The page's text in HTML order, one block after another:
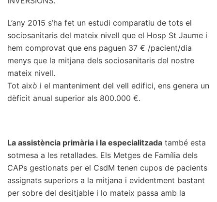
L’any 2015 s’ha fet un estudi comparatiu de tots el
sociosanitaris del mateix nivell que el Hosp St Jaume i
hem comprovat que ens paguen 37 € /pacient/dia
menys que la mitjana dels sociosanitaris del nostre
mateix nivell.
Tot això i el manteniment del vell edifici, ens genera un
dèficit anual superior als 800.000 €.
La assistència primària i la especialitzada també esta
sotmesa a les retallades. Els Metges de Família dels
CAPs gestionats per el CsdM tenen cupos de pacients
assignats superiors a la mitjana i evidentment bastant
per sobre del desitjable i lo mateix passa amb la